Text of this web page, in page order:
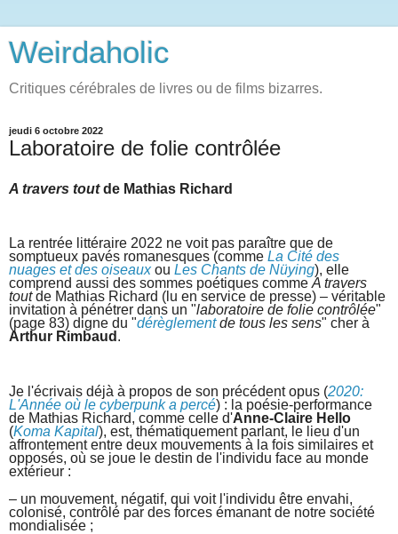
Weirdaholic
Critiques cérébrales de livres ou de films bizarres.
jeudi 6 octobre 2022
Laboratoire de folie contrôlée
A travers toutde Mathias Richard
La rentrée littéraire 2022 ne voit pas paraître que de
somptueux pavés romanesques (comme La Cité des
nuages et des oiseauxou Les Chants de Nüying), elle
comprend aussi des sommes poétiques commeA travers
toutde Mathias Richard (lu en service de presse) – véritable
invitation à pénétrer dans un "laboratoire de folie contrôlée"
(page 83) digne du "dérèglementde tous les sens" cher à
Arthur Rimbaud .
Je l'écrivais déjà à propos de son précédent opus (2020:
L'Année où le cyberpunk a percé) : la poésie-performance
de Mathias Richard, comme celle d'Anne-Claire Hello
(Koma Kapital), est, thématiquement parlant, le lieu d'un
affrontement entre deux mouvements à la fois similaires et
opposés, où se joue le destin de l'individu face au monde
extérieur :
– un mouvement, négatif, qui voit l'individu être envahi,
colonisé, contrôlé par des forces émanant de notre société
mondialisée ;